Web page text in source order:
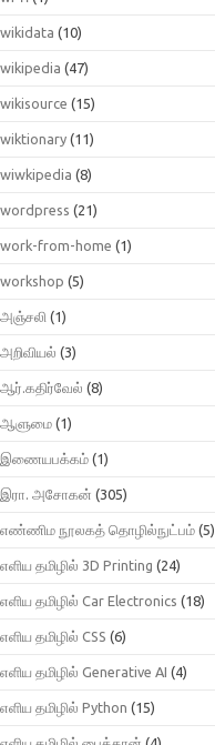
wikidata (10)
wikipedia (47)
wikisource (15)
wiktionary (11)
wiwkipedia (8)
wordpress (21)
work-from-home (1)
workshop (5)
அஞ்சலி (1)
அறிவியல் (3)
ஆர்.கதிர்வேல் (8)
ஆளுமை (1)
இணையபக்கம் (1)
இரா. அசோகன் (305)
எண்ணிம நூலகத் தொழில்நுட்பம் (5)
எளிய தமிழில் 3D Printing (24)
எளிய தமிழில் Car Electronics (18)
எளிய தமிழில் CSS (6)
எளிய தமிழில் Generative AI (4)
எளிய தமிழில் Python (15)